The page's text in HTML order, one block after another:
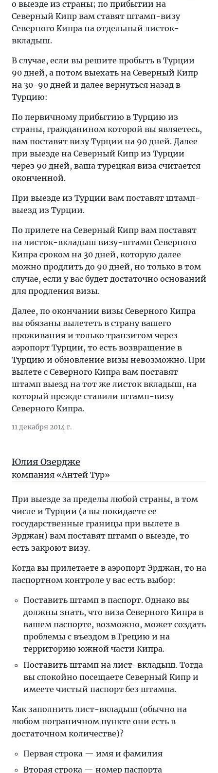
о выезде из страны; по прибытии на
Северный Кипр вам ставят штамп-визу
Северного Кипра на отдельный листок-
вкладыш.
В случае, если вы решите пробыть в Турции
90 дней, а потом выехать на Северный Кипр
на 30-90 дней и далее вернуться назад в
Турцию:
По первичному прибытию в Турцию из
страны, гражданином которой вы являетесь,
вам поставят визу Турции на 90 дней. Далее
при выезде на Северный Кипр из Турции
через 90 дней, ваша турецкая виза считается
оконченной.
При выезде из Турции вам поставят штамп-
выезд из Турции.
По прилете на Северный Кипр вам поставят
на листок-вкладыш визу-штамп Северного
Кипра сроком на 30 дней, которую далее
можно продлить до 90 дней, но только в том
случае, если у вас будет достаточно оснований
для продления визы.
Далее, по окончании визы Северного Кипра
вы обязаны вылететь в страну вашего
проживания и только транзитом через
аэропорт Турции, то есть возвращение в
Турцию и обновление визы невозможно. При
вылете с Северного Кипра вам поставят
штамп выезд на тот же листок вкладыш, на
который прежде ставили штамп-визу
Северного Кипра.
11 декабря 2014 г.
Юлия Озердже
компания «Антей Тур»
При выезде за пределы любой страны, в том
числе и Турции (а вы покидаете ее
государственные границы при вылете в
Эрджан) вам поставят штамп о выезде, то
есть закроют визу.
Когда вы прилетаете в аэропорт Эрджан, то на
паспортном контроле у вас есть выбор:
Поставить штамп в паспорт. Однако вы
должны знать, что виза Северного Кипра в
вашем паспорте, возможно, может создать
проблемы с въездом в Грецию и на
территорию южной части Кипра.
Поставить штамп на лист-вкладыш. Тогда
вы спокойно посещаете Северный Кипр и
имеете чистый паспорт без штампа.
Как заполнить лист-вкладыш (обычно на
любом пограничном пункте они есть в
достаточном количестве)?
Первая строка — имя и фамилия
Вторая строка — номер паспорта